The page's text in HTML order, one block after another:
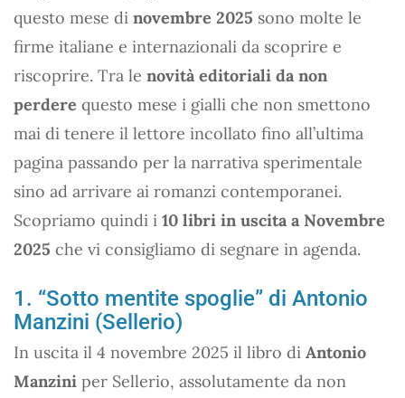
questo mese di novembre 2025 sono molte le
firme italiane e internazionali da scoprire e
riscoprire. Tra le novità editoriali da non
perdere questo mese i gialli che non smettono
mai di tenere il lettore incollato fino all’ultima
pagina passando per la narrativa sperimentale
sino ad arrivare ai romanzi contemporanei.
Scopriamo quindi i 10 libri in uscita a Novembre
2025 che vi consigliamo di segnare in agenda.
1. “Sotto mentite spoglie” di Antonio
Manzini (Sellerio)
In uscita il 4 novembre 2025 il libro di Antonio
Manzini per Sellerio, assolutamente da non